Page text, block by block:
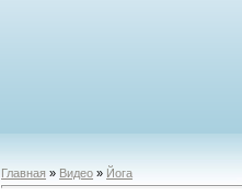
Главная » Видео » Йога